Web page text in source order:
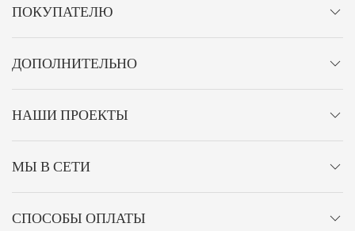
ПОКУПАТЕЛЮ
ДОПОЛНИТЕЛЬНО
НАШИ ПРОЕКТЫ
МЫ В СЕТИ
СПОСОБЫ ОПЛАТЫ